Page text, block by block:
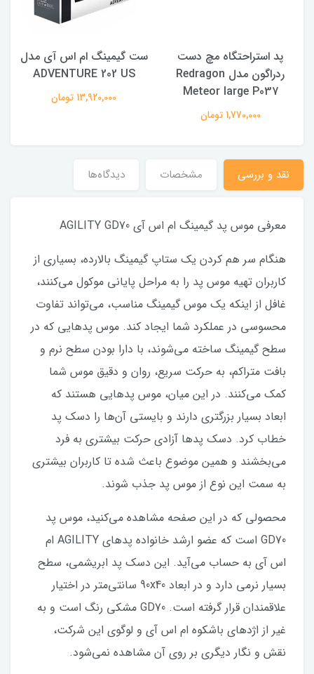
پد استراحتگاه مچ دست
ردراگون مدل Redragon
Meteor large P037
1,770,000 تومان
ست گیمینگ ام اس آی مدل
ADVENTURE 202 US
13,920,000 تومان
نقد و بررسی مشخصات دیدگاه‌ها
معرفی موس پد گیمینگ ام اس آی AGILITY GD70
هنگام سر هم کردن یک ستاپ گیمینگ بالارده، بسیاری از
کاربران تهیه موس پد را به مراحل پایانی موکول می‌کنند،
غافل از اینکه یک موس گیمینگ مناسب، می‌تواند تفاوت
محسوسی در عملکرد شما ایجاد کند. موس پدهایی که در
سطح گیمینگ ساخته می‌شوند، با دارا بودن سطح نرم و
بافت متراکم، به حرکت سریع، روان و دقیق موس شما
کمک می‌کنند. در این میان، موس پدهایی هستند که
ابعاد بسیار بزرگتری دارند و بایستی آن‌ها را دسک پد
خطاب کرد. دسک پدها آزادی حرکت بیشتری به فرد
می‌بخشند و همین موضوع باعث شده تا کاربران بیشتری
به سمت این نوع از موس پد جذب شوند.
محصولی که در این صفحه مشاهده می‌کنید، موس پد
GD70 است که عضو ارشد خانواده پدهای AGILITY ام
اس آی به حساب می‌آید. این دسک پد ابریشمی، سطح
بسیار نرمی دارد و در ابعاد 90x40 سانتی‌متر در اختیار
علاقمندان قرار گرفته است. GD70 مشکی رنگ است و به
غیر از اژدهای باشکوه ام اس آی و لوگوی این شرکت،
نقش و نگار دیگری بر روی آن مشاهده نمی‌شود.